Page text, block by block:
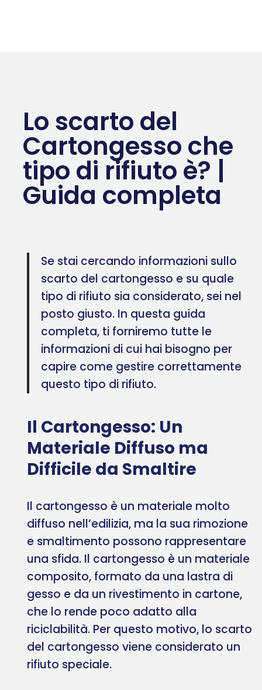
Lo scarto del
Cartongesso che
tipo di rifiuto è? |
Guida completa
Se stai cercando informazioni sullo
scarto del cartongesso e su quale
tipo di rifiuto sia considerato, sei nel
posto giusto. In questa guida
completa, ti forniremo tutte le
informazioni di cui hai bisogno per
capire come gestire correttamente
questo tipo di rifiuto.
Il Cartongesso: Un
Materiale Diffuso ma
Difficile da Smaltire
Il cartongesso è un materiale molto
diffuso nell’edilizia, ma la sua rimozione
e smaltimento possono rappresentare
una sfida. Il cartongesso è un materiale
composito, formato da una lastra di
gesso e da un rivestimento in cartone,
che lo rende poco adatto alla
riciclabilità. Per questo motivo, lo scarto
del cartongesso viene considerato un
rifiuto speciale.